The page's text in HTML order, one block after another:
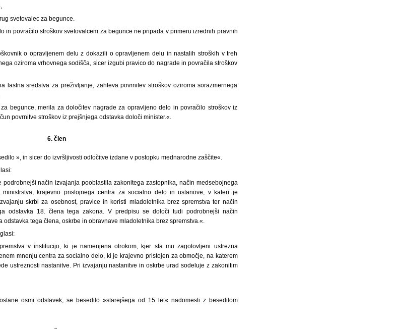
svetovalec za begunce.
in povračilo stroškov svetovalcem za begunce ne pripada v primeru izrednih pravnih
o opravljenem delu z dokazili o opravljenem delu in nastalih stroških v treh
oziroma vrhovnega sodišča, sicer izgubi pravico do nagrade in povračila stroškov
lastna sredstva za preživljanje, zahteva povrnitev stroškov oziroma sorazmernega
begunce, merila za določitev nagrade za opravljeno delo in povračilo stroškov iz
povrnitve stroškov iz prejšnjega odstavka določi minister.«.
6. člen
», in sicer do izvršljivosti odločitve izdane v postopku mednarodne zaščite«.
način izvajanja pooblastila zakonitega zastopnika, način medsebojnega
ministrstva, krajevno pristojnega centra za socialno delo in ustanove, v kateri je
skrbi za osebnost, pravice in koristi mladoletnika brez spremstva ter način
odstavka 18. člena tega zakona. V predpisu se določi tudi podrobnejši način
tega člena, oskrbe in obravnave mladoletnika brez spremstva.«.
v institucijo, ki je namenjena otrokom, kjer sta mu zagotovljeni ustrezna
mnenju centra za socialno delo, ki je krajevno pristojen za območje, na katerem
ustreznosti nastanitve. Pri izvajanju nastanitve in oskrbe urad sodeluje z zakonitim
osmi odstavek, se besedilo »starejšega od 15 let« nadomesti z besedilom